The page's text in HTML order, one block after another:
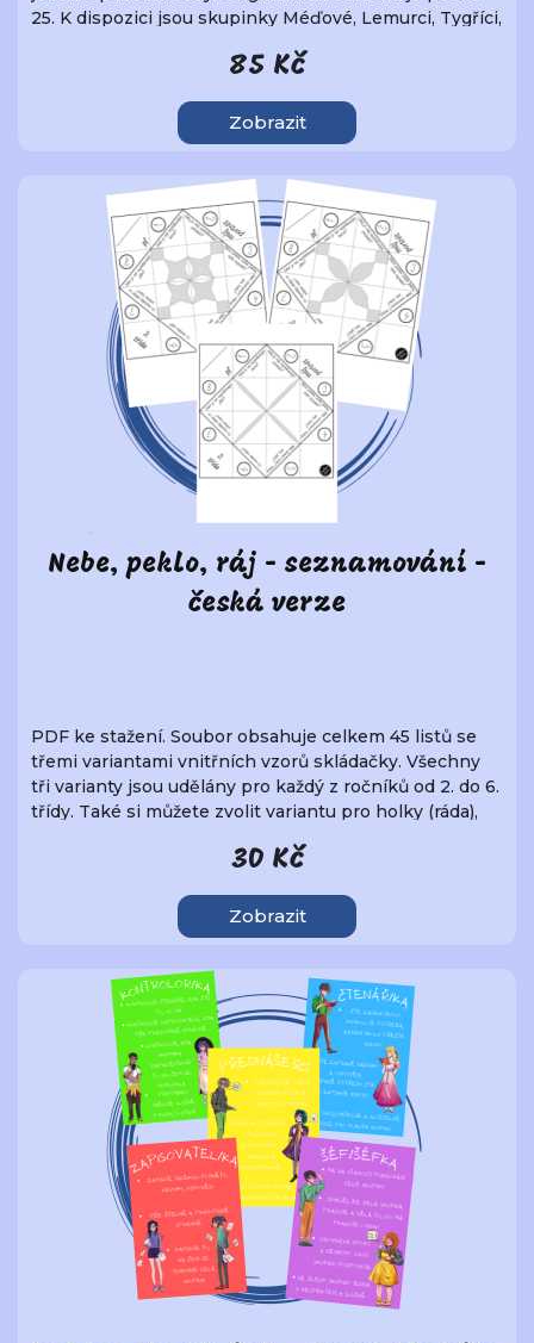
25. K dispozici jsou skupinky Méďové, Lemurci, Tygříci,
děti rozdělit do skupin po šesti.
85 Kč
Zobrazit
Nebe, peklo, ráj - seznamování -
česká verze
PDF ke stažení. Soubor obsahuje celkem 45 listů se
třemi variantami vnitřních vzorů skládačky. Všechny
tři varianty jsou udělány pro každý z ročníků od 2. do 6.
třídy. Také si můžete zvolit variantu pro holky (ráda),
30 Kč
Zobrazit